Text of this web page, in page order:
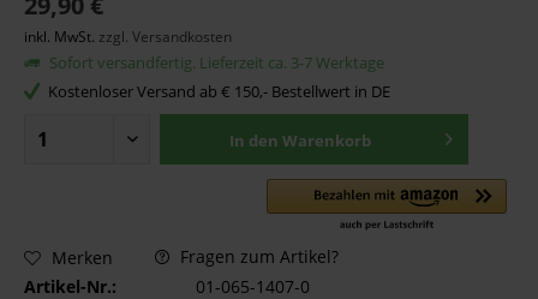
inkl. MwSt. zzgl. Versandkosten
Sofort versandfertig. Lieferzeit ca. 3-7 Werktage
Kostenloser Versand ab € 150,- Bestellwert in DE
In den Warenkorb
Merken
Fragen zum Artikel?
Artikel-Nr.:
01-065-1407-0